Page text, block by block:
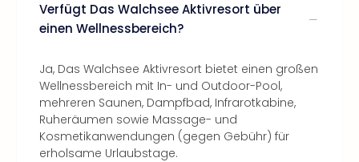
Verfügt Das Walchsee Aktivresort über
einen Wellnessbereich?
Ja, Das Walchsee Aktivresort bietet einen großen
Wellnessbereich mit In- und Outdoor-Pool,
mehreren Saunen, Dampfbad, Infrarotkabine,
Ruheräumen sowie Massage- und
Kosmetikanwendungen (gegen Gebühr) für
erholsame Urlaubstage.